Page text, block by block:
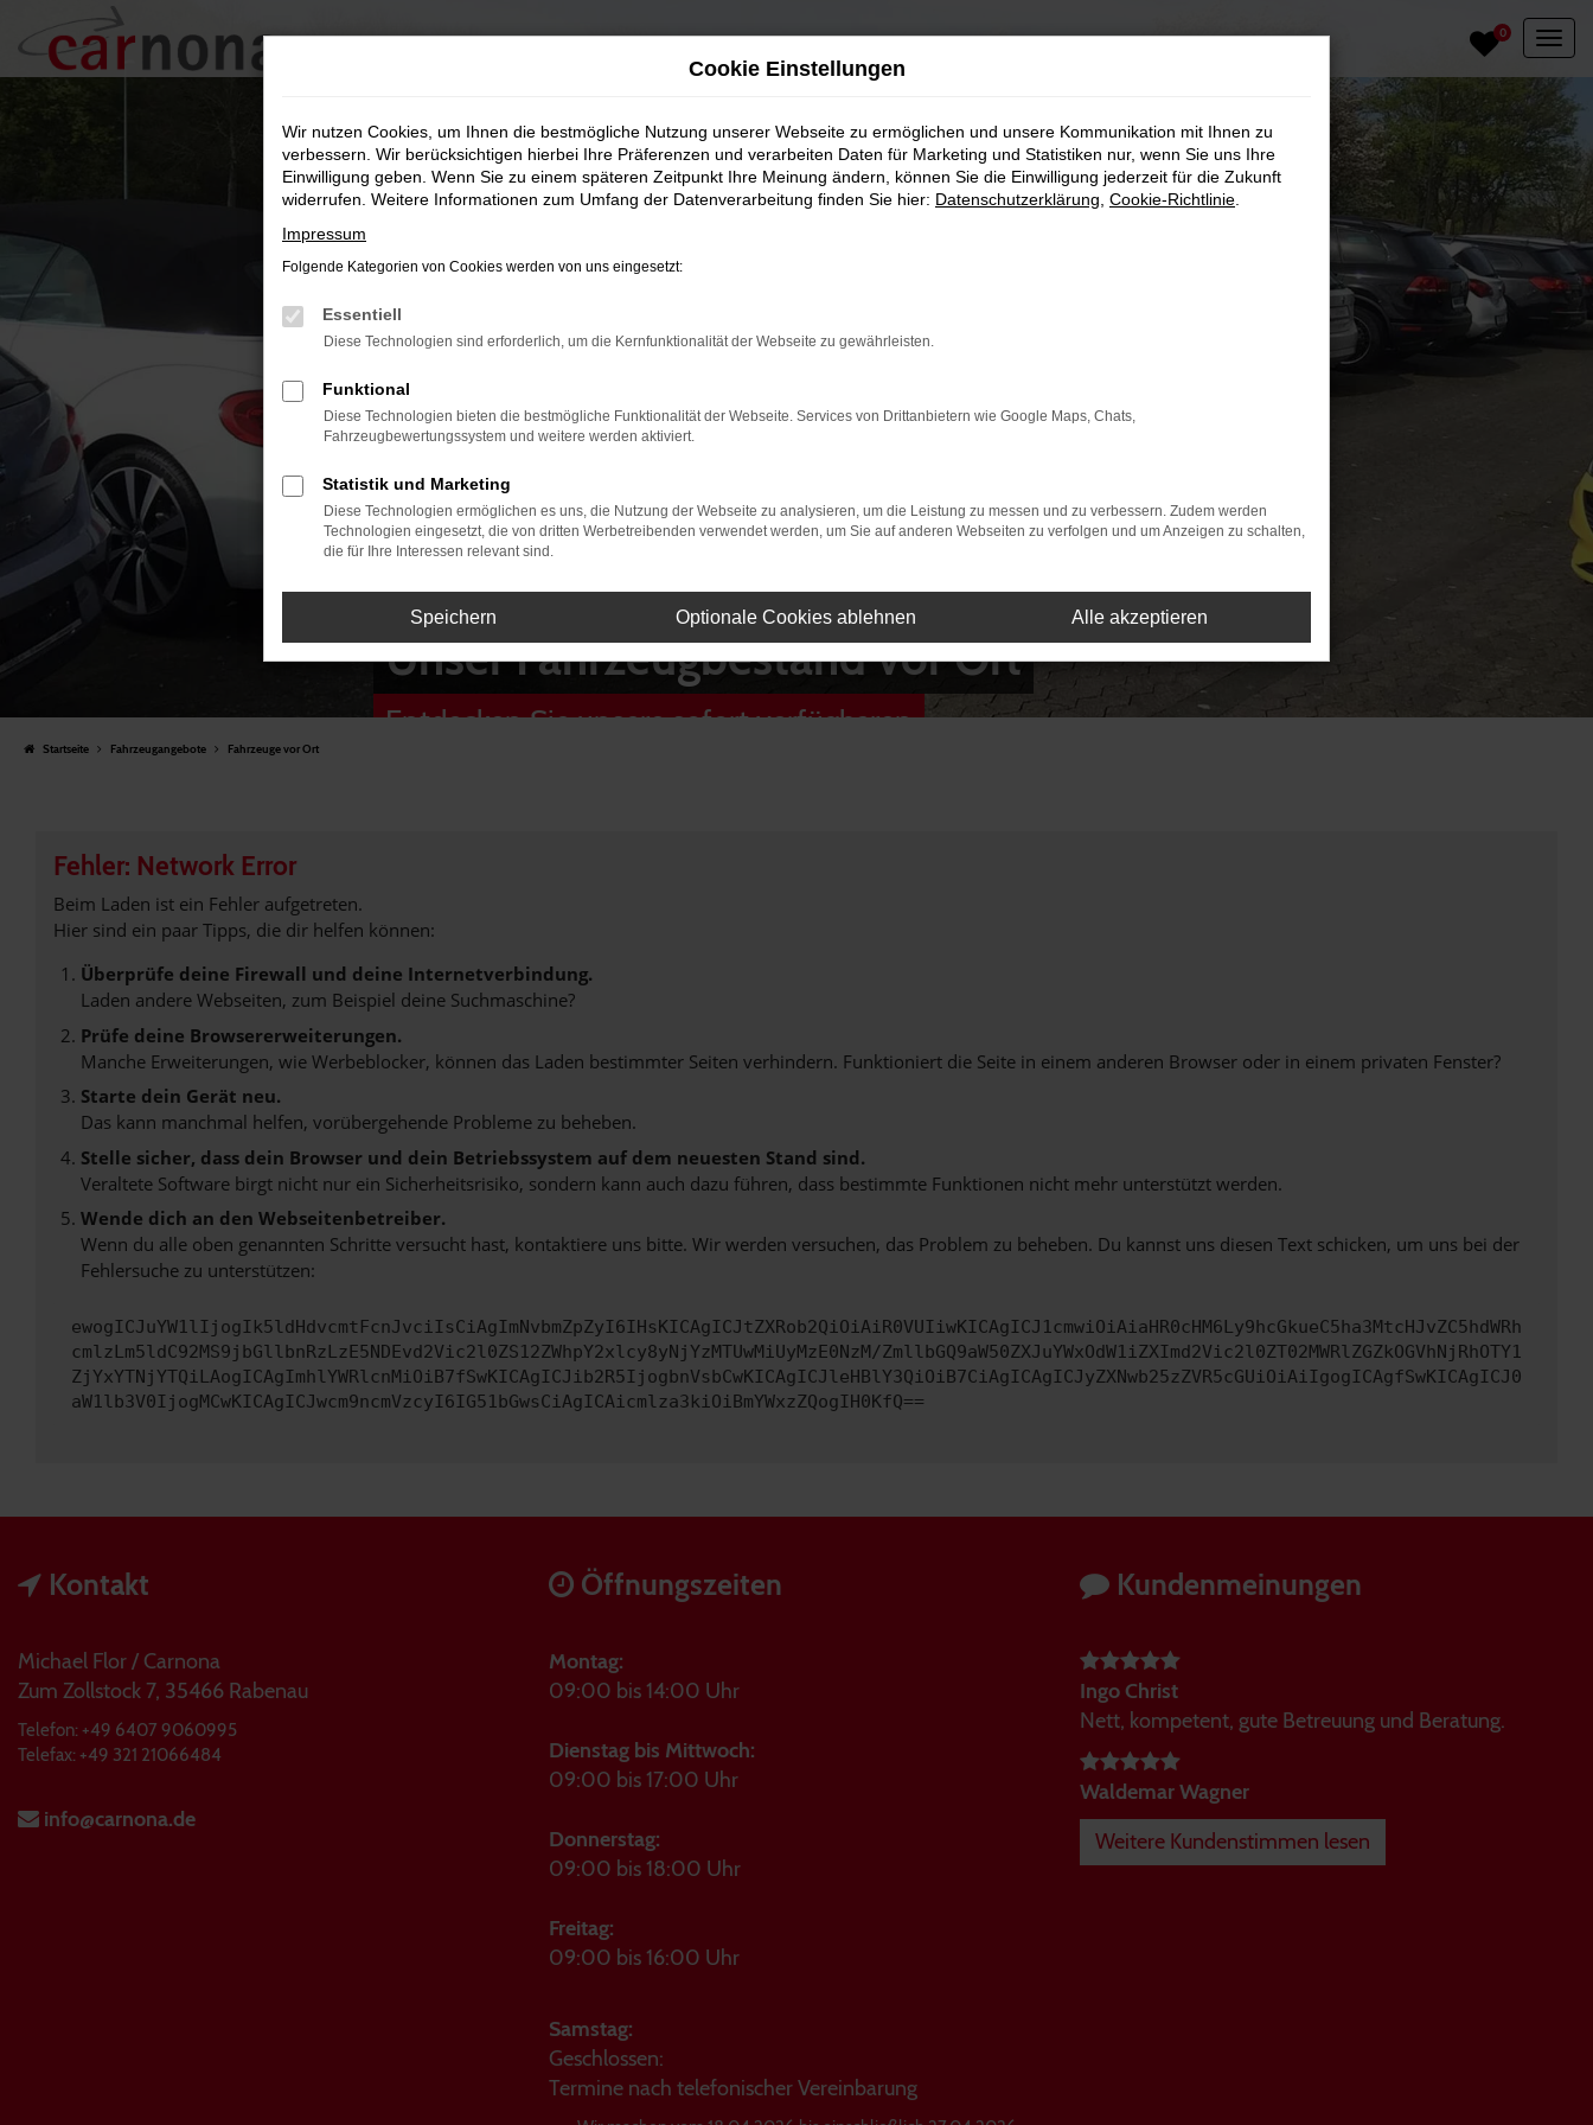
Zum
Hauptinhalt
springen
0
Unser Fahrzeugbestand vor Ort
Entdecken Sie unsere sofort verfügbaren
Startseite Fahrzeugangebote Fahrzeuge vor Ort
Fehler: Network Error
Beim Laden ist ein Fehler aufgetreten.
Hier sind ein paar Tipps, die dir helfen können:
Überprüfe deine Firewall und deine Internetverbindung.
Laden andere Webseiten, zum Beispiel deine Suchmaschine?
Prüfe deine Browsererweiterungen.
Manche Erweiterungen, wie Werbeblocker, können das Laden bestimmter Seiten verhindern. Funktioniert die Seite in einem anderen Browser oder in einem privaten Fenster?
Starte dein Gerät neu.
Das kann manchmal helfen, vorübergehende Probleme zu beheben.
Stelle sicher, dass dein Browser und dein Betriebssystem auf dem neuesten Stand sind.
Veraltete Software birgt nicht nur ein Sicherheitsrisiko, sondern kann auch dazu führen, dass bestimmte Funktionen nicht mehr unterstützt werden.
Wende dich an den Webseitenbetreiber.
Wenn du alle oben genannten Schritte versucht hast, kontaktiere uns bitte. Wir werden versuchen, das Problem zu beheben. Du kannst uns diesen Text schicken, um uns bei der
Fehlersuche zu unterstützen:
ewogICJuYW1lIjogIk5ldHdvcmtFcnJvciIsCiAgImNvbmZpZyI6IHsKICAgICJtZXRob2QiOiAiR0VUIiwKICAgICJ1cmwiOiAiaHR0cHM6Ly9hcGkueC5ha3MtcHJvZC5hdWRh
cmlzLm5ldC92MS9jbGllbnRzLzE5NDEvd2Vic2l0ZS12ZWhpY2xlcy8yNjYzMTUwMiUyMzE0NzM/ZmllbGQ9aW50ZXJuYWxOdW1iZXImd2Vic2l0ZT02MWRlZGZkOGVhNjRhOTY1
ZjYxYTNjYTQiLAogICAgImhlYWRlcnMiOiB7fSwKICAgICJib2R5IjogbnVsbCwKICAgICJleHBlY3QiOiB7CiAgICAgICJyZXNwb25zZVR5cGUiOiAiIgogICAgfSwKICAgICJ0
aW1lb3V0IjogMCwKICAgICJwcm9ncmVzcyI6IG51bGwsCiAgICAicmlza3kiOiBmYWxzZQogIH0KfQ==
Kontakt
Michael Flor / Carnona
Zum Zollstock 7, 35466 Rabenau
Telefon: +49 6407 9060995
Telefax: +49 321 21066484
info@carnona.de
Öffnungszeiten
Montag:
09:00 bis 14:00 Uhr
Dienstag bis Mittwoch:
09:00 bis 17:00 Uhr
Donnerstag:
09:00 bis 18:00 Uhr
Freitag:
09:00 bis 16:00 Uhr
Samstag:
Geschlossen:
Termine nach telefonischer Vereinbarung
Kundenmeinungen
Ingo Christ
Nett, kompetent, gute Betreuung und Beratung.
Waldemar Wagner
Weitere Kundenstimmen lesen
Cookie Einstellungen
Wir nutzen Cookies, um Ihnen die bestmögliche Nutzung unserer Webseite zu ermöglichen und unsere Kommunikation mit Ihnen zu
verbessern. Wir berücksichtigen hierbei Ihre Präferenzen und verarbeiten Daten für Marketing und Statistiken nur, wenn Sie uns Ihre
Einwilligung geben. Wenn Sie zu einem späteren Zeitpunkt Ihre Meinung ändern, können Sie die Einwilligung jederzeit für die Zukunft
widerrufen. Weitere Informationen zum Umfang der Datenverarbeitung finden Sie hier: Datenschutzerklärung Cookie-Richtlinie
Impressum
Folgende Kategorien von Cookies werden von uns eingesetzt:
Essentiell
Diese Technologien sind erforderlich, um die Kernfunktionalität der Webseite zu gewährleisten.
Funktional
Diese Technologien bieten die bestmögliche Funktionalität der Webseite. Services von Drittanbietern wie Google Maps, Chats,
Fahrzeugbewertungssystem und weitere werden aktiviert.
Statistik und Marketing
Diese Technologien ermöglichen es uns, die Nutzung der Webseite zu analysieren, um die Leistung zu messen und zu verbessern. Zudem werden
Technologien eingesetzt, die von dritten Werbetreibenden verwendet werden, um Sie auf anderen Webseiten zu verfolgen und um Anzeigen zu schalten,
die für Ihre Interessen relevant sind.
Speichern Optionale Cookies ablehnen Alle akzeptieren